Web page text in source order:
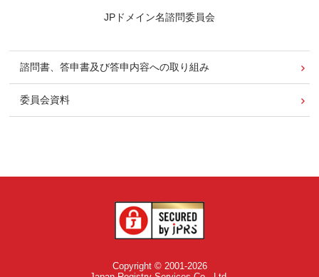
JPドメイン名諮問委員会
諮問書、答申書及び答申内容への取り組み
委員会資料
Copyright © 2001-2026